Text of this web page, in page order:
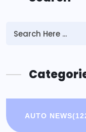
AUTO NEWS